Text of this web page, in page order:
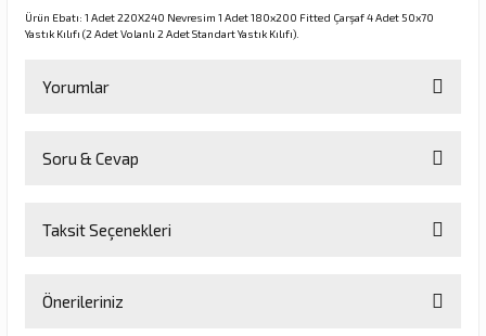
Ürün Ebatı: 1 Adet 220X240 Nevresim 1 Adet 180x200 Fitted Çarşaf 4 Adet 50x70
Yastık Kılıfı (2 Adet Volanlı 2 Adet Standart Yastık Kılıfı).
Yorumlar
Soru & Cevap
Taksit Seçenekleri
Önerileriniz